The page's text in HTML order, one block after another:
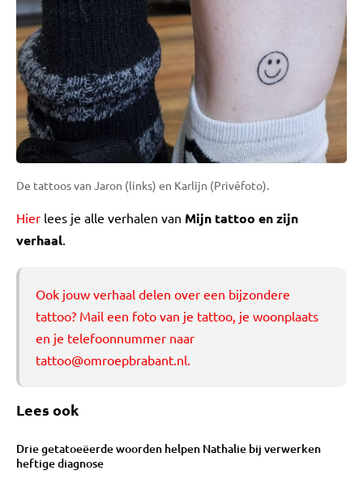
De tattoos van Jaron (links) en Karlijn (Privéfoto).
Hier lees je alle verhalen van Mijn tattoo en zijn
verhaal.
Ook jouw verhaal delen over een bijzondere
tattoo? Mail een foto van je tattoo, je woonplaats
en je telefoonnummer naar
tattoo@omroepbrabant.nl.
Lees ook
Drie getatoeëerde woorden helpen Nathalie bij verwerken
heftige diagnose